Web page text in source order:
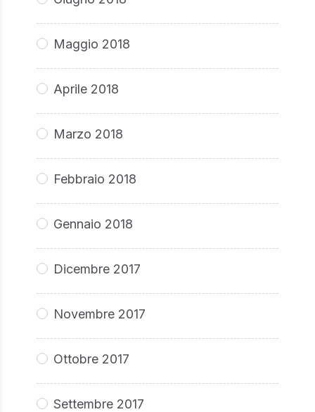
Maggio 2018
Aprile 2018
Marzo 2018
Febbraio 2018
Gennaio 2018
Dicembre 2017
Novembre 2017
Ottobre 2017
Settembre 2017